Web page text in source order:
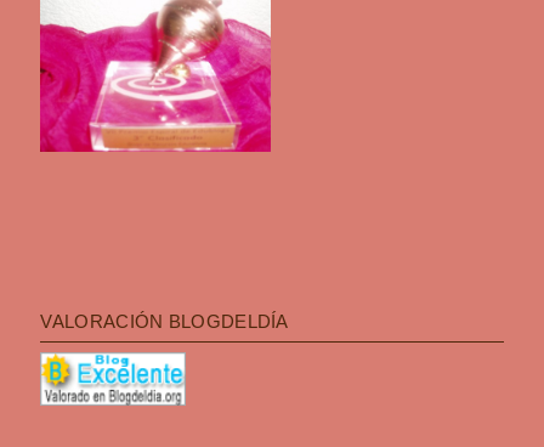
VALORACIÓN BLOGDELDÍA